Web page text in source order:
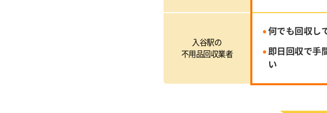
入谷駅の
不用品回収業者
何でも回収し
即日回収で手
い